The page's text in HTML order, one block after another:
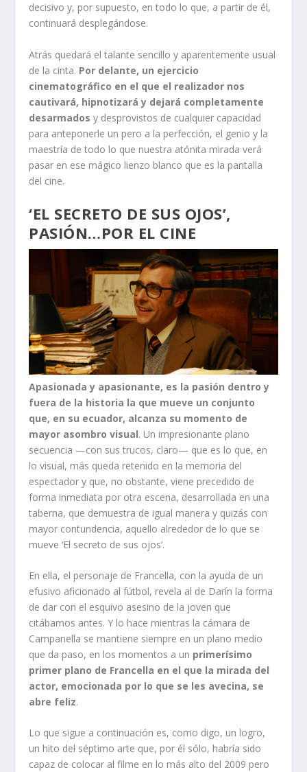
decisivo y, por supuesto, en todo lo que, a partir de él,
continuará desplegándose.
Atrás quedará el talante sencillo y aparentemente usual
de la cinta. Por delante, un ejercicio
cinematográfico en el que el realizador nos
cautivará, hipnotizará y dejará completamente
desarmados y desprovistos de cualquier capacidad
para anteponerle un pero a la perfección, el genio y la
maestría de todo lo que nuestra atónita mirada verá
pasar en ese mágico lienzo blanco que es la pantalla
del cine.
‘EL SECRETO DE SUS OJOS’,
PASIÓN…POR EL CINE
Apasionada y apasionante, es la pasión dentro y
fuera de la historia la que mueve un conjunto
que, en su ecuador, alcanza su momento de
mayor asombro visual. Un impresionante plano
secuencia —con sus trucos, claro— que es lo que, en
lo visual, más queda retenido en la memoria del
espectador y que, no obstante, viene precedido de
forma inmediata por otra escena, desarrollada en una
taberna, que demuestra de igual manera y quizás con
mayor contundencia, aquello alrededor de lo que se
mueve ‘El secreto de sus ojos’.
En ella, el personaje de Francella, con la ayuda de un
efusivo aficionado al fútbol, revela al de Darín la forma
de dar con el esquivo asesino de la joven que
citábamos antes. Y lo hace mientras la cámara de
Campanella se mantiene siempre en un plano medio
que da paso, en los momentos a un primerísimo
primer plano de Francella en el que la mirada del
actor, emocionada por lo que se les avecina, se
abre feliz.
Lo que sigue a continuación es, como digo, un logro,
un hito del séptimo arte que, por él sólo, habría sido
capaz de colocar al filme en lo más alto del 2009 pero